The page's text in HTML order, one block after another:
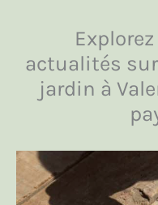
actualités
jardin à